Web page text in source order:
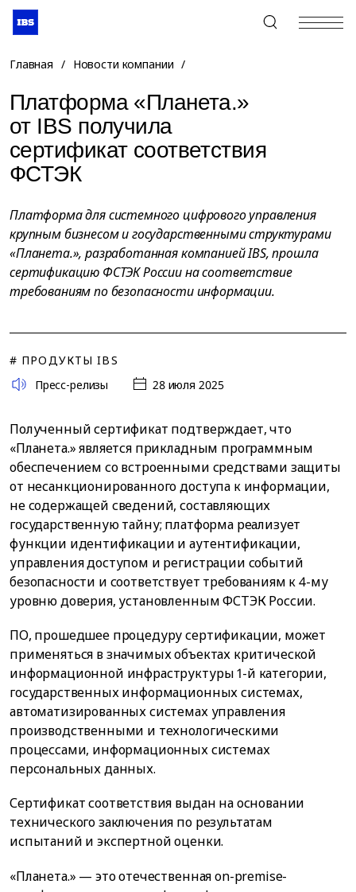
+7 (495) 967-80-80
Главная / Новости компании /
Платформа «Планета.»
от IBS получила
сертификат соответствия
ФСТЭК
Платформа для системного цифрового управления
крупным бизнесом и государственными структурами
«Планета.», разработанная компанией IBS, прошла
сертификацию ФСТЭК России на соответствие
требованиям по безопасности информации.
# ПРОДУКТЫ IBS
Пресс-релизы
28 июля 2025
Полученный сертификат подтверждает, что
«Планета.» является прикладным программным
обеспечением со встроенными средствами защиты
от несанкционированного доступа к информации,
не содержащей сведений, составляющих
государственную тайну; платформа реализует
функции идентификации и аутентификации,
управления доступом и регистрации событий
безопасности и соответствует требованиям к 4-му
уровню доверия, установленным ФСТЭК России.
ПО, прошедшее процедуру сертификации, может
применяться в значимых объектах критической
информационной инфраструктуры 1-й категории,
государственных информационных системах,
автоматизированных системах управления
производственными и технологическими
процессами, информационных системах
персональных данных.
Сертификат соответствия выдан на основании
технического заключения по результатам
испытаний и экспертной оценки.
«Планета.» — это отечественная on-premise-